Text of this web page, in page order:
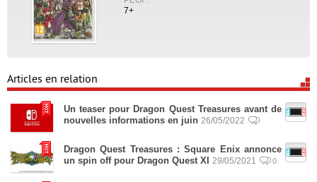
7+
Articles en relation
Un teaser pour Dragon Quest Treasures avant de
nouvelles informations en juin 26/05/2022
Dragon Quest Treasures : Square Enix annonce
un spin off pour Dragon Quest XI
29/05/2021 0